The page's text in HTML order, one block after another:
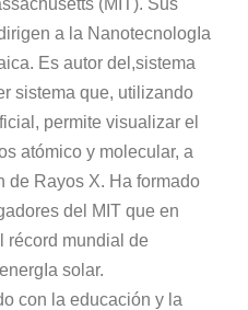
a la NanotecnologIa
Es autor del,sistema
sistema que, utilizando
permite visualizar el
atómico y molecular, a
de Rayos X. Ha formado
del MIT que en
récord mundial de
solar.
con la educación y la